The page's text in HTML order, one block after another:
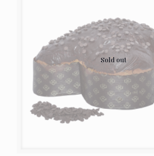
Sold out